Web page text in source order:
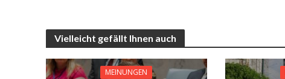
Vielleicht gefällt Ihnen auch
MEINUNGEN